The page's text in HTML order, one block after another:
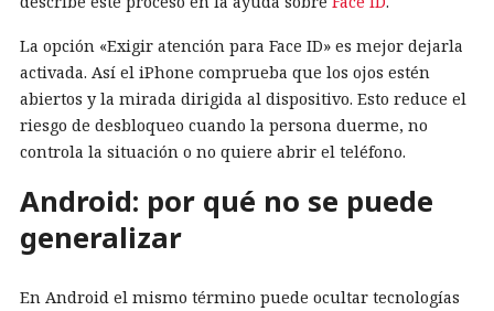
La opción «Exigir atención para Face ID» es mejor dejarla
activada. Así el iPhone comprueba que los ojos estén
abiertos y la mirada dirigida al dispositivo. Esto reduce el
riesgo de desbloqueo cuando la persona duerme, no
controla la situación o no quiere abrir el teléfono.
Android: por qué no se puede
generalizar
En Android el mismo término puede ocultar tecnologías